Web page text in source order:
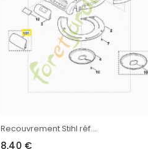
Recouvrement Stihl réf....
8,40 €